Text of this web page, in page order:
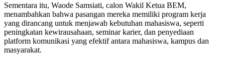
Sementara itu, Waode Samsiati, calon Wakil Ketua BEM,
menambahkan bahwa pasangan mereka memiliki program kerja
yang dirancang untuk menjawab kebutuhan mahasiswa, seperti
peningkatan kewirausahaan, seminar karier, dan penyediaan
platform komunikasi yang efektif antara mahasiswa, kampus dan
masyarakat.